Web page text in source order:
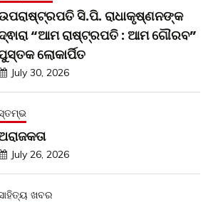
ସି.ପି. ରାଧାକୃଷ୍ଣନଙ୍କ
“ଆମ ରାଷ୍ଟ୍ରପତି : ଆମ ଗୌରବ”
ଲୋକାର୍ପିତ
July 30, 2026
July 26, 2026
ଖବର